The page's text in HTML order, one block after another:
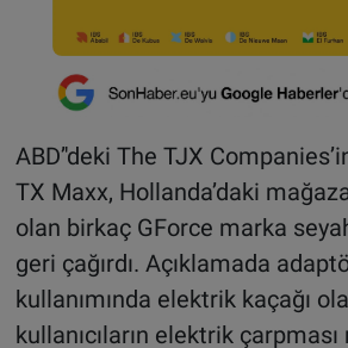
ABD’'deki The TJX
TX Maxx, Hollanda’daki
olan birkaç GForce marka
geri çağırdı. Açıklamada
kullanımında elektrik kaçağı
kullanıcıların elektrik